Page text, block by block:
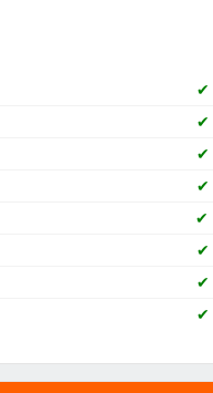
✔
✔
✔
✔
✔
✔
✔
✔